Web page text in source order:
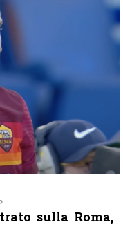
sulla Roma,